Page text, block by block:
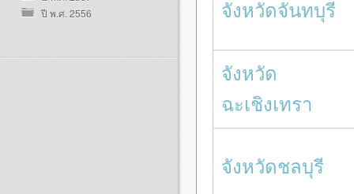
ปี พ.ศ. 2556
จังหวัดจันทบุรี
จังหวัด
ฉะเชิงเทรา
จังหวัดชลบุรี